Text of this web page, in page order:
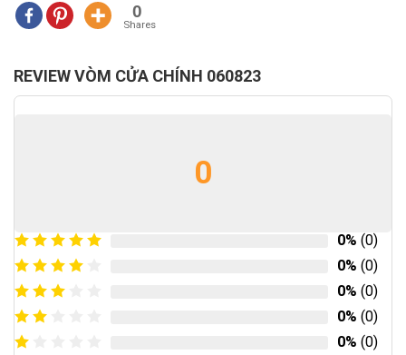
0
Shares
REVIEW VÒM CỬA CHÍNH 060823
0
0% (0)
0% (0)
0% (0)
0% (0)
0% (0)